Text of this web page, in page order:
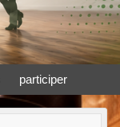
participer